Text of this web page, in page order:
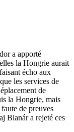
a apporté
la Hongrie aurait
écho aux
les services de
de
la Hongrie, mais
de preuves
Blanár a rejeté ces